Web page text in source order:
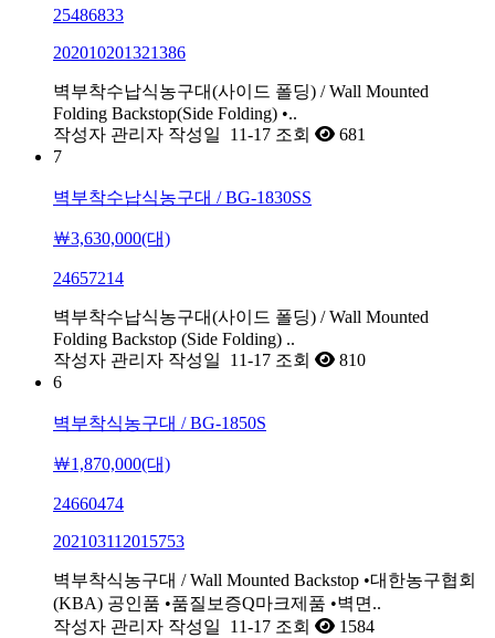
25486833
202010201321386
벽부착수납식농구대(사이드 폴딩) / Wall Mounted
Folding Backstop(Side Folding) •..
작성자 관리자 작성일 11-17 조회
681
7
벽부착수납식농구대 / BG-1830SS
￦3,630,000(대)
24657214
벽부착수납식농구대(사이드 폴딩) / Wall Mounted
Folding Backstop (Side Folding) ..
작성자 관리자 작성일 11-17 조회
810
6
벽부착식농구대 / BG-1850S
￦1,870,000(대)
24660474
202103112015753
벽부착식농구대 / Wall Mounted Backstop •대한농구협회
(KBA) 공인품 •품질보증Q마크제품 •벽면..
작성자 관리자 작성일 11-17 조회
1584